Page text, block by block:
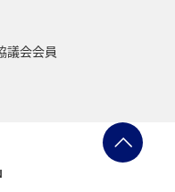
議会会員